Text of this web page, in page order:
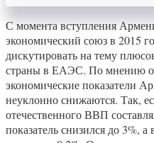
С момента вступления
экономический союз в 2015
дискутировать на тему
страны в ЕАЭС. По мнению
экономические показатели
неуклонно снижаются. Так,
отечественного ВВП
показатель снизился до 3%,